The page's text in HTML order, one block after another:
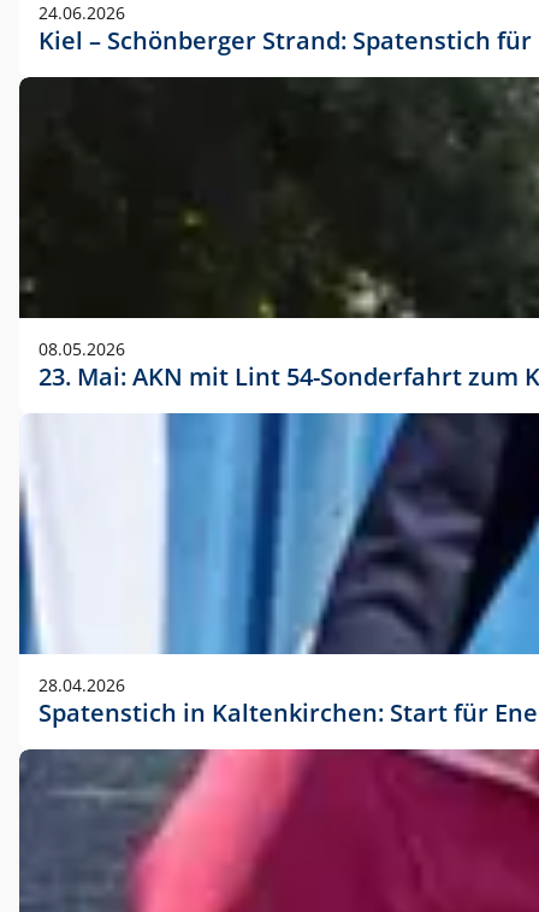
24.06.2026
Kiel – Schönberger Strand: Spatenstich
08.05.2026
23. Mai: AKN mit Lint 54-Sonderfahrt
28.04.2026
Spatenstich in Kaltenkirchen: Start für